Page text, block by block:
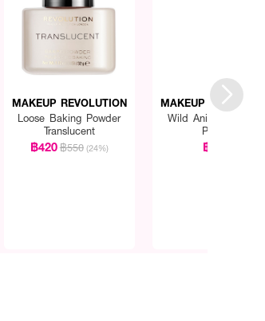
MAKEUP REVOLUTION
Loose Baking Powder
Translucent
฿420฿550 (24%)
MAKEUP
Wild Animal
Palette
฿990